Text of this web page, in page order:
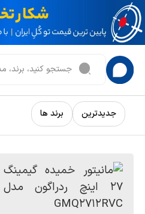
جدیدترین برند ها